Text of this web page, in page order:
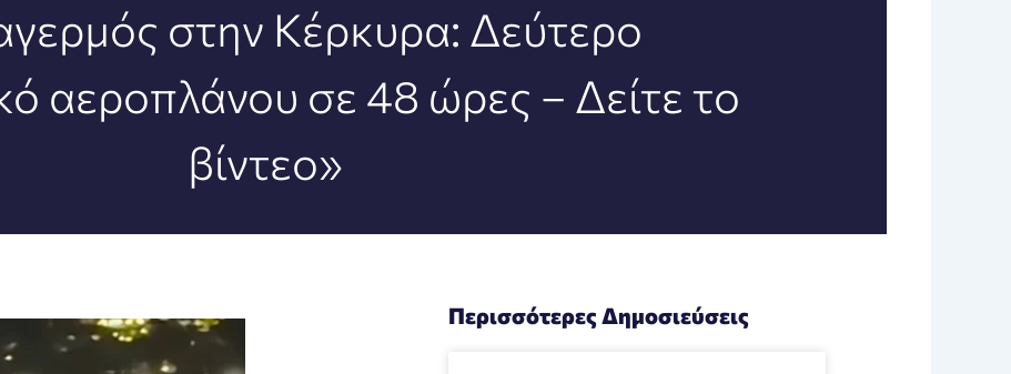
στην Κέρκυρα: Δεύτερο
αεροπλάνου σε 48 ώρες – Δείτε το
βίντεο»
Περισσότερες Δημοσιεύσεις